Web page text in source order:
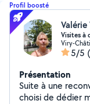
Profil boosté
Valérie
Visites à
Viry-
5/5
Présentation
Suite à une
choisi de dédier